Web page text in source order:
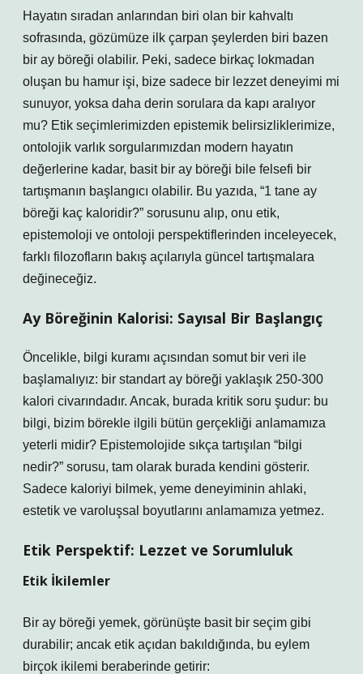
Hayatın sıradan anlarından biri olan bir kahvaltı
sofrasında, gözümüze ilk çarpan şeylerden biri bazen
bir ay böreği olabilir. Peki, sadece birkaç lokmadan
oluşan bu hamur işi, bize sadece bir lezzet deneyimi mi
sunuyor, yoksa daha derin sorulara da kapı aralıyor
mu? Etik seçimlerimizden epistemik belirsizliklerimize,
ontolojik varlık sorgularımızdan modern hayatın
değerlerine kadar, basit bir ay böreği bile felsefi bir
tartışmanın başlangıcı olabilir. Bu yazıda, “1 tane ay
böreği kaç kaloridir?” sorusunu alıp, onu etik,
epistemoloji ve ontoloji perspektiflerinden inceleyecek,
farklı filozofların bakış açılarıyla güncel tartışmalara
değineceğiz.
Ay Böreğinin Kalorisi: Sayısal Bir Başlangıç
Öncelikle, bilgi kuramı açısından somut bir veri ile
başlamalıyız: bir standart ay böreği yaklaşık 250-300
kalori civarındadır. Ancak, burada kritik soru şudur: bu
bilgi, bizim börekle ilgili bütün gerçekliği anlamamıza
yeterli midir? Epistemolojide sıkça tartışılan “bilgi
nedir?” sorusu, tam olarak burada kendini gösterir.
Sadece kaloriyi bilmek, yeme deneyiminin ahlaki,
estetik ve varoluşsal boyutlarını anlamamıza yetmez.
Etik Perspektif: Lezzet ve Sorumluluk
Etik İkilemler
Bir ay böreği yemek, görünüşte basit bir seçim gibi
durabilir; ancak etik açıdan bakıldığında, bu eylem
birçok ikilemi beraberinde getirir: